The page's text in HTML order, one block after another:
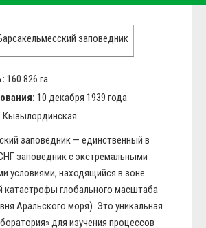
160 826 га
10 декабря 1939 года
Кызылординская
заповедник — единственный в
заповедник с экстремальными
условиями, находящийся в зоне
катастрофы глобального масштаба
Аральского моря). Это уникальная
для изучения процессов